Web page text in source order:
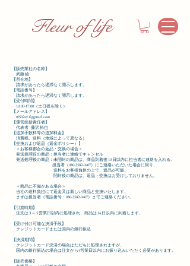
Fleur of life
【販売業社の名称】
武藤 綾
【所在地】
請求があったら遅滞なく開示します。
【電話番号】
請求があったら遅滞なく開示します。
【受付時間】
10:00-17:00（土日祝を除く）
【メールアドレス】
t0502ay.f@gmail.com
【運営統括責任者】
代表者 藤沢 拓也
【追加手数料等の追加料金】
消費税、送料（地域によって異なる）
【交換および返品（返金ポリシー）】
＜お客様都合の返品・交換の場合＞
発送処理前の商品：担当者に連絡でキャンセル
発送処理後の商品：未開封の商品は、商品到着後 10 日以内に担当者に連絡を入れる。
担当者（080-3582-0407）にご連絡いただいた場合に限り、
送料をお客様負担の上で、返品が可能。
開封後の商品は、返品・交換はお受けしておりません。
＜商品に不備がある場合＞
当社の送料負担にて返金又は新しい商品と交換いたします。
まずは担当者（電話番号：080-3582-0407）までご連絡ください。
【引渡時期】
注文は 3 ～ 5 営業日以内に処理され、商品は 14 日以内に到着します。
【受け付け可能な決済手段】
クレジットカードまたは国内の銀行振込
【決済期間】
クレジットカード決済の場合はただちに処理されますが、
国内の銀行振込の場合は注文から5営業日以内にお振り込みいただく必要があります。
【販売価格】